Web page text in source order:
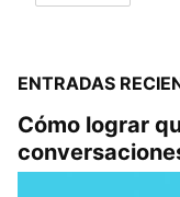
ENTRADAS
Cómo lograr